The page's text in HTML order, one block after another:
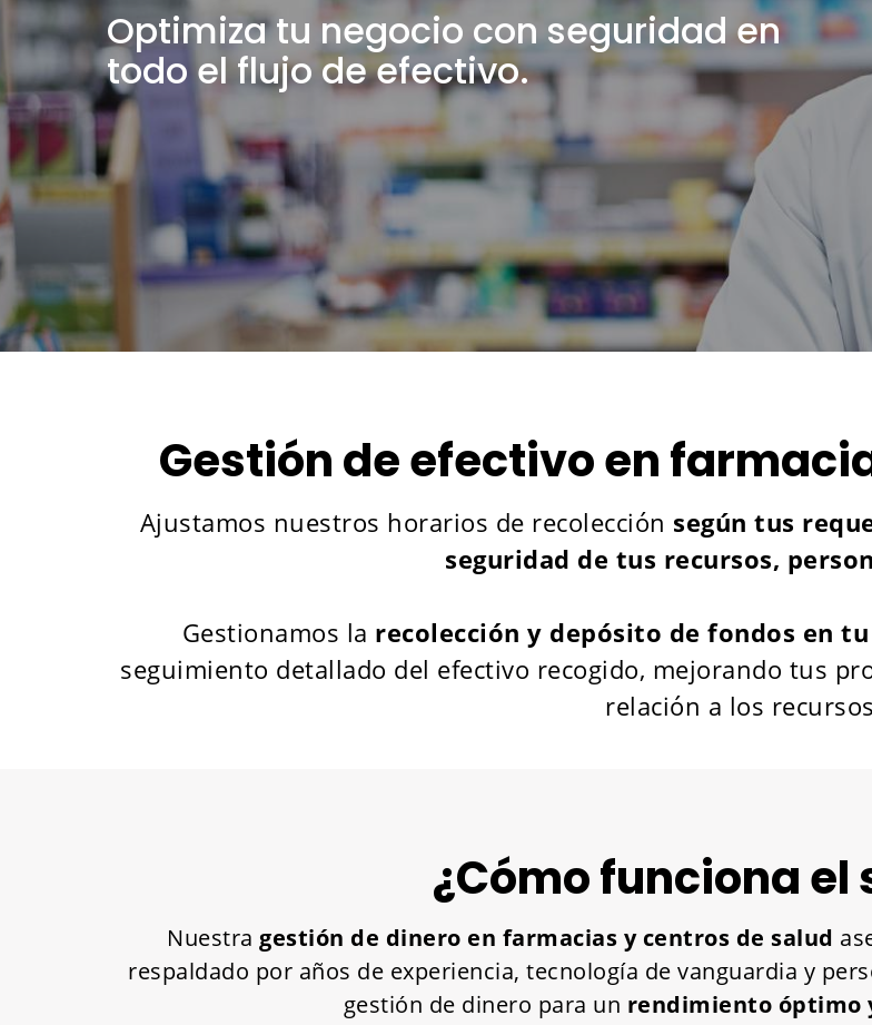
Optimiza tu negocio con seguridad en
todo el flujo de efectivo.
Gestión de efectivo en
Ajustamos nuestros horarios de recolección según tus
seguridad de tus recursos,
Gestionamos la recolección y depósito de fondos en
seguimiento detallado del efectivo recogido, mejorando tus
relación a los
¿Cómo funciona el
Nuestragestión de dinero en farmacias y centros de salud
respaldado por años de experiencia, tecnología de vanguardia y
gestión de dinero para un rendimiento óptimo